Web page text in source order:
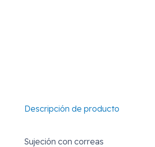
Descripción de producto
Sujeción con correas